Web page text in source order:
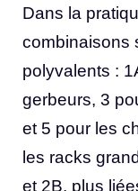
Dans la
combinaisons
polyvalents :
gerbeurs, 3
et 5 pour les
les racks
et 2B, plus